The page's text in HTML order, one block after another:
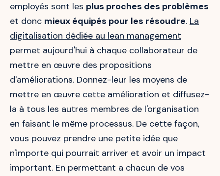
employés sont les plus proches des problèmes
et donc mieux équipés pour les résoudre. La
digitalisation dédiée au lean management
permet aujourd'hui à chaque collaborateur de
mettre en œuvre des propositions
d'améliorations. Donnez-leur les moyens de
mettre en œuvre cette amélioration et diffusez-
la à tous les autres membres de l'organisation
en faisant le même processus. De cette façon,
vous pouvez prendre une petite idée que
n'importe qui pourrait arriver et avoir un impact
important. En permettant a chacun de vos